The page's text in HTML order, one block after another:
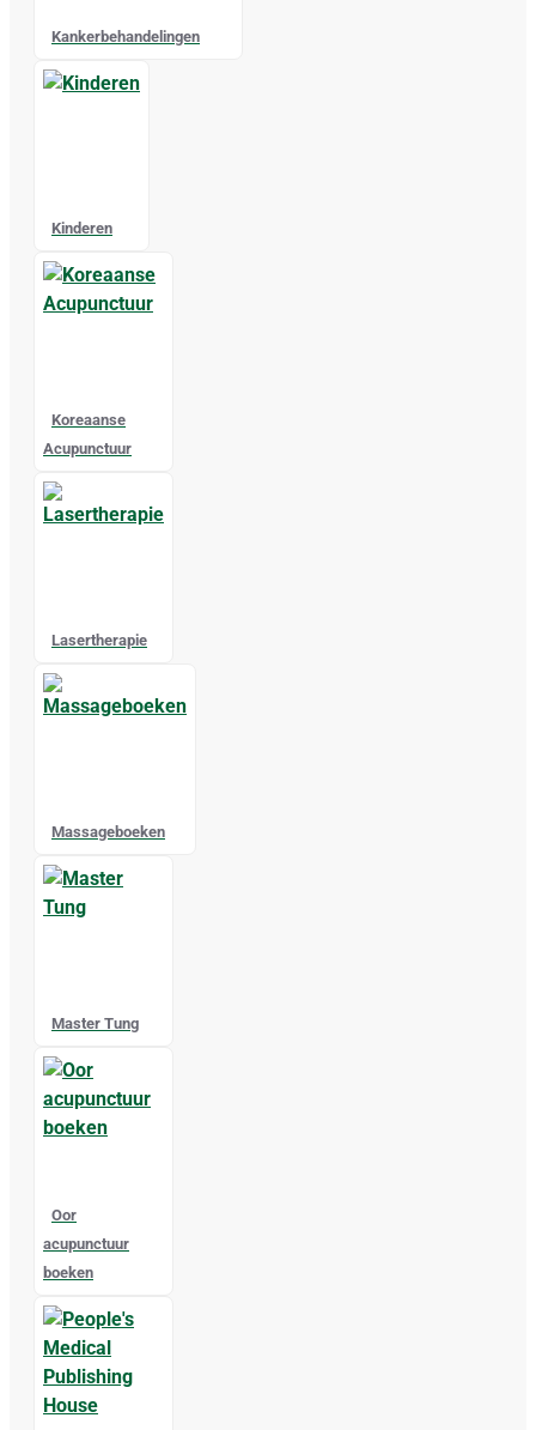
Kankerbehandelingen
Kinderen
Koreaanse
Acupunctuur
Lasertherapie
Massageboeken
Master Tung
Oor
acupunctuur
boeken